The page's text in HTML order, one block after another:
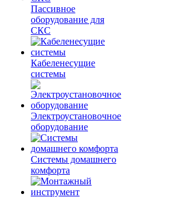
Пассивное
оборудование для
СКС
Кабеленесущие
системы
Электроустановочное
оборудование
Системы домашнего
комфорта